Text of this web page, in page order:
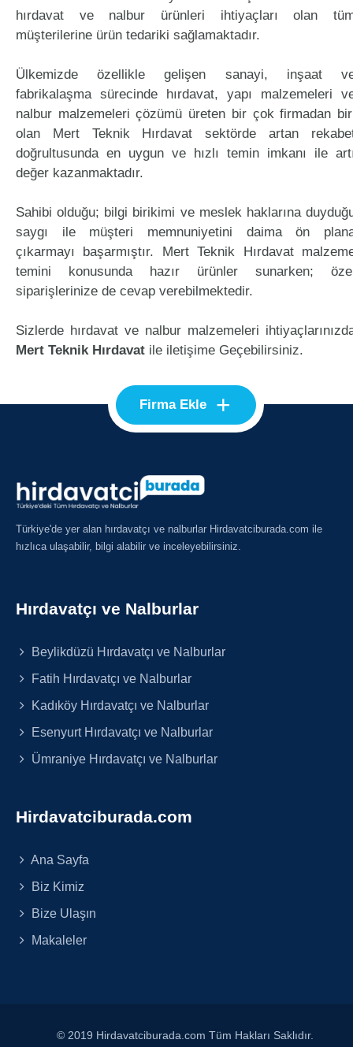
hırdavat ve nalbur ürünleri ihtiyaçları olan
müşterilerine ürün tedariki sağlamaktadır.
Ülkemizde özellikle gelişen sanayi, inşaat
fabrikalaşma sürecinde hırdavat, yapı malzemeleri
nalbur malzemeleri çözümü üreten bir çok firmadan
olan Mert Teknik Hırdavat sektörde artan
doğrultusunda en uygun ve hızlı temin imkanı ile
değer kazanmaktadır.
Sahibi olduğu; bilgi birikimi ve meslek haklarına
saygı ile müşteri memnuniyetini daima ön
çıkarmayı başarmıştır. Mert Teknik Hırdavat
temini konusunda hazır ürünler sunarken;
siparişlerinize de cevap verebilmektedir.
Sizlerde hırdavat ve nalbur malzemeleri
Mert Teknik Hırdavat ile iletişime Geçebilirsiniz.
Firma Ekle +
Türkiye'de yer alan hırdavatçı ve nalburlar Hirdavatciburada.com ile
hızlıca ulaşabilir, bilgi alabilir ve inceleyebilirsiniz.
Hırdavatçı ve Nalburlar
Beylikdüzü Hırdavatçı ve Nalburlar
Fatih Hırdavatçı ve Nalburlar
Kadıköy Hırdavatçı ve Nalburlar
Esenyurt Hırdavatçı ve Nalburlar
Ümraniye Hırdavatçı ve Nalburlar
Hirdavatciburada.com
Ana Sayfa
Biz Kimiz
Bize Ulaşın
Makaleler
© 2019 Hirdavatciburada.com Tüm Hakları Saklıdır.